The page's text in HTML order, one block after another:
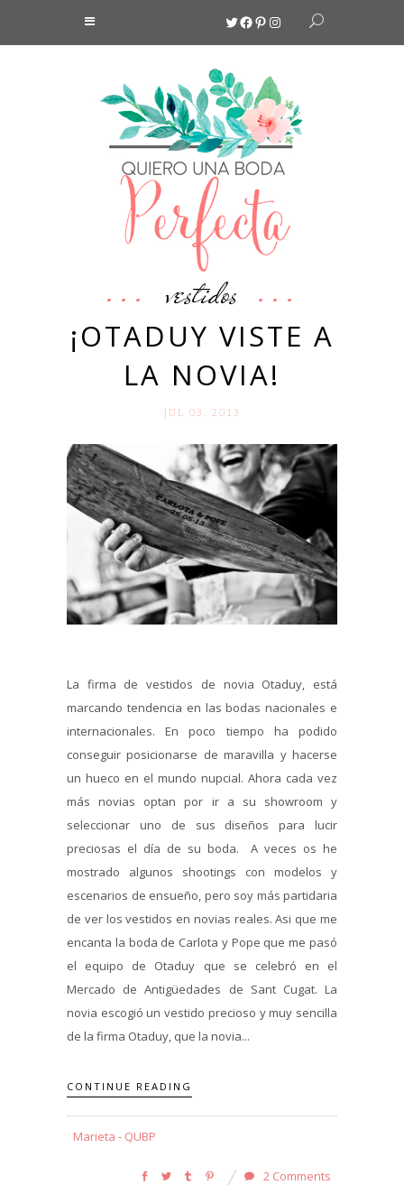
Twitter
Facebook
Pinterest
Instagram
vestidos
¡OTADUY VISTE A
LA NOVIA!
JUL 03. 2013
La firma de vestidos de novia Otaduy, está
marcando tendencia en las bodas nacionales e
internacionales. En poco tiempo ha podido
conseguir posicionarse de maravilla y hacerse
un hueco en el mundo nupcial. Ahora cada vez
más novias optan por ir a su showroom y
seleccionar uno de sus diseños para lucir
preciosas el día de su boda. A veces os he
mostrado algunos shootings con modelos y
escenarios de ensueño, pero soy más partidaria
de ver los vestidos en novias reales. Asi que me
encanta la boda de Carlota y Pope que me pasó
el equipo de Otaduy que se celebró en el
Mercado de Antigüedades de Sant Cugat. La
novia escogió un vestido precioso y muy sencilla
de la firma Otaduy, que la novia...
CONTINUE READING
Marieta - QUBP
2 Comments